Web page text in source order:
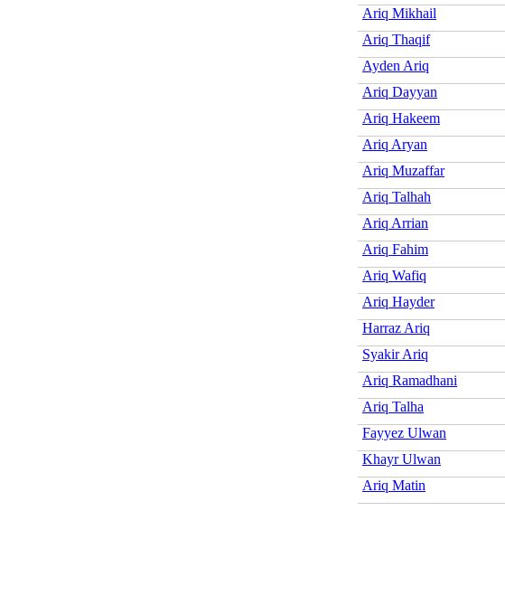
Ariq Mikhail
Ariq Thaqif
Ayden Ariq
Ariq Dayyan
Ariq Hakeem
Ariq Aryan
Ariq Muzaffar
Ariq Talhah
Ariq Arrian
Ariq Fahim
Ariq Wafiq
Ariq Hayder
Harraz Ariq
Syakir Ariq
Ariq Ramadhani
Ariq Talha
Fayyez Ulwan
Khayr Ulwan
Ariq Matin